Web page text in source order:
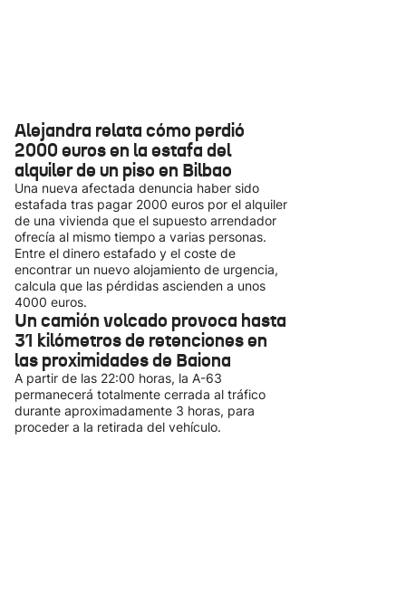
Alejandra relata cómo perdió
2000 euros en la estafa del
alquiler de un piso en Bilbao
Una nueva afectada denuncia haber sido
estafada tras pagar 2000 euros por el alquiler
de una vivienda que el supuesto arrendador
ofrecía al mismo tiempo a varias personas.
Entre el dinero estafado y el coste de
encontrar un nuevo alojamiento de urgencia,
calcula que las pérdidas ascienden a unos
4000 euros.
Un camión volcado provoca hasta
31 kilómetros de retenciones en
las proximidades de Baiona
A partir de las 22:00 horas, la A-63
permanecerá totalmente cerrada al tráfico
durante aproximadamente 3 horas, para
proceder a la retirada del vehículo.